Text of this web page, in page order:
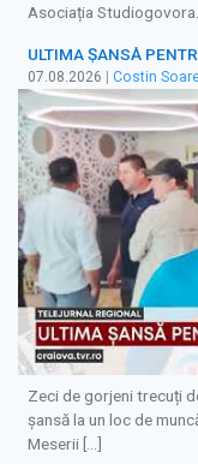
Asociația
ULTIMA ȘANSĂ
07.08.2026 | Costin
Zeci de gorjeni trecuți
șansă la un loc de
Meserii […]